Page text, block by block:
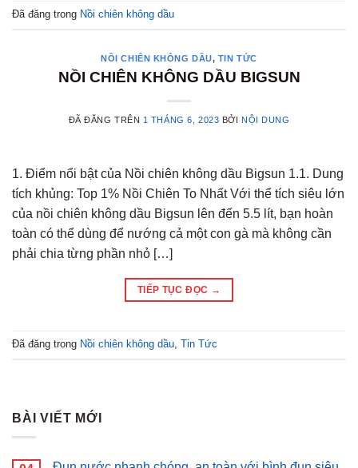
Đã đăng trong Nồi chiên không dầu
NỒI CHIÊN KHÔNG DẦU, TIN TỨC
NỒI CHIÊN KHÔNG DẦU BIGSUN
ĐÃ ĐĂNG TRÊN 1 THÁNG 6, 2023 BỞI NỘI DUNG
1. Điểm nổi bật của Nồi chiên không dầu Bigsun 1.1. Dung
tích khủng: Top 1% Nồi Chiên To Nhất Với thể tích siêu lớn
của nồi chiên không dầu Bigsun lên đến 5.5 lít, bạn hoàn
toàn có thể dùng để nướng cả một con gà mà không cần
phải chia từng phần nhỏ […]
TIẾP TỤC ĐỌC →
Đã đăng trong Nồi chiên không dầu Tin Tức
BÀI VIẾT MỚI